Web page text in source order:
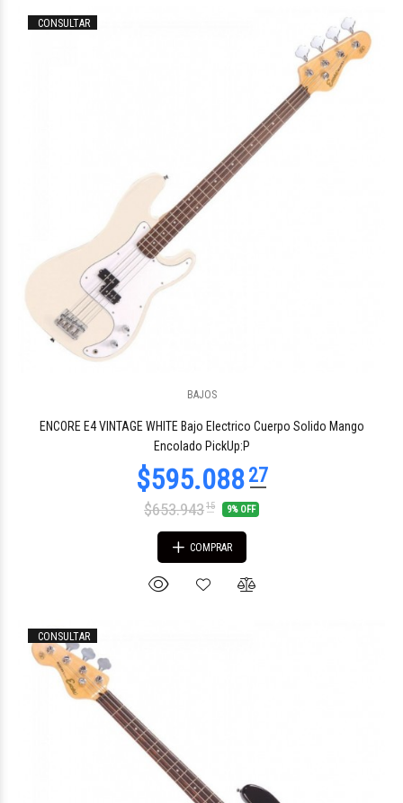
CONSULTAR
BAJOS
ENCORE E4 VINTAGE WHITE Bajo Electrico Cuerpo Solido Mango
Encolado PickUp:P
$653.94315 9% OFF
COMPRAR
CONSULTAR
$1.709.74440